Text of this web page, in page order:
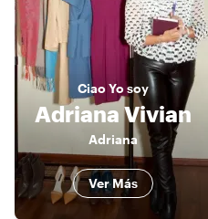
CiaoYo soy
Adriana Vivian
Adriana
Ver Más